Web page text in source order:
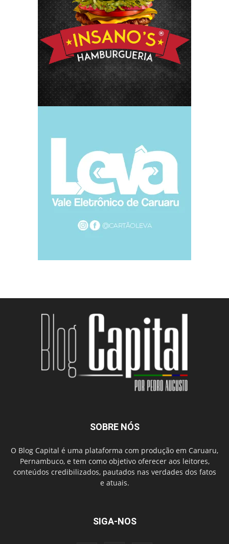
SOBRE NÓS
O Blog Capital é uma plataforma com produção em Caruaru,
Pernambuco, e tem como objetivo oferecer aos leitores,
conteúdos credibilizados, pautados nas verdades dos fatos
e atuais.
SIGA-NOS